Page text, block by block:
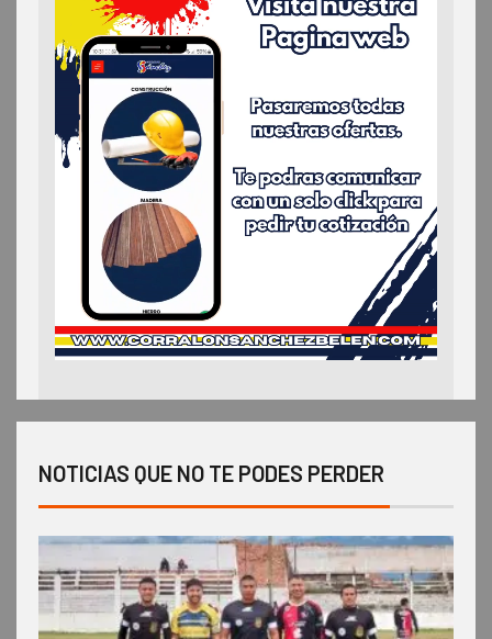
NOTICIAS QUE NO TE PODES PERDER